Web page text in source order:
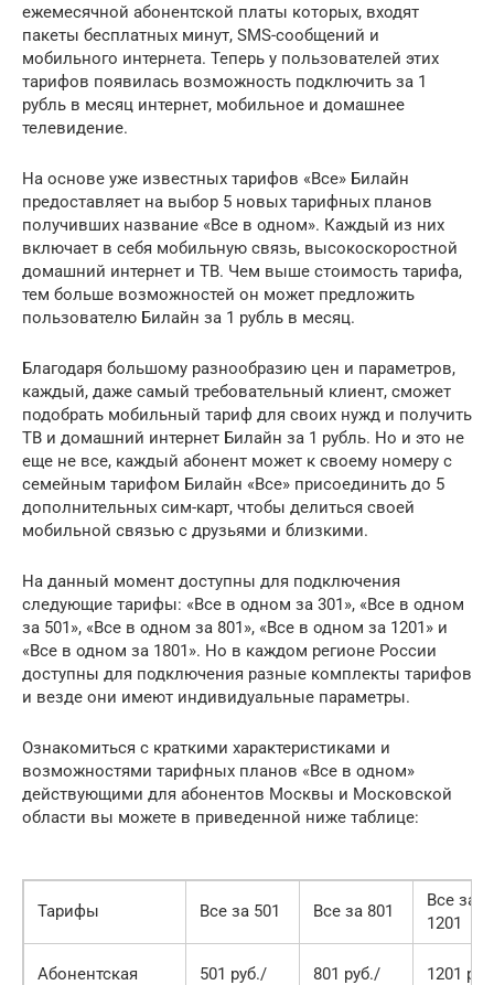
ежемесячной абонентской платы которых, входят
пакеты бесплатных минут, SMS-сообщений и
мобильного интернета. Теперь у пользователей этих
тарифов появилась возможность подключить за 1
рубль в месяц интернет, мобильное и домашнее
телевидение.
На основе уже известных тарифов «Все» Билайн
предоставляет на выбор 5 новых тарифных планов
получивших название «Все в одном». Каждый из них
включает в себя мобильную связь, высокоскоростной
домашний интернет и ТВ. Чем выше стоимость тарифа,
тем больше возможностей он может предложить
пользователю Билайн за 1 рубль в месяц.
Благодаря большому разнообразию цен и параметров,
каждый, даже самый требовательный клиент, сможет
подобрать мобильный тариф для своих нужд и получить
ТВ и домашний интернет Билайн за 1 рубль. Но и это не
еще не все, каждый абонент может к своему номеру с
семейным тарифом Билайн «Все» присоединить до 5
дополнительных сим-карт, чтобы делиться своей
мобильной связью с друзьями и близкими.
На данный момент доступны для подключения
следующие тарифы: «Все в одном за 301», «Все в одном
за 501», «Все в одном за 801», «Все в одном за 1201» и
«Все в одном за 1801». Но в каждом регионе России
доступны для подключения разные комплекты тарифов
и везде они имеют индивидуальные параметры.
Ознакомиться с краткими характеристиками и
возможностями тарифных планов «Все в одном»
действующими для абонентов Москвы и Московской
области вы можете в приведенной ниже таблице:
Тарифы Все за 501 Все за 801
Все за
1201
Абонентская
501 руб./
801 руб./
1201